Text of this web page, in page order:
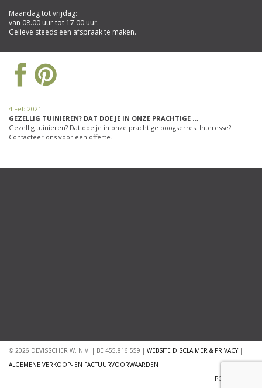
Maandag tot vrijdag:
van 08.00 uur tot 17.00 uur.
Gelieve steeds een afspraak te maken.
4 Feb 2021
GEZELLIG TUINIEREN? DAT DOE JE IN ONZE PRACHTIGE …
Gezellig tuinieren? Dat doe je in onze prachtige boogserres. Interesse?
Contacteer ons voor een offerte…
© 2026 DEVISSCHER W. N.V. | BE 455.816.559 | WEBSITE DISCLAIMER & PRIVACY |
ALGEMENE VERKOOP- EN FACTUURVOORWAARDEN
PC VISION BV